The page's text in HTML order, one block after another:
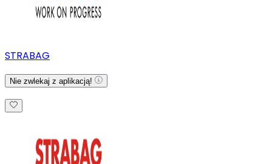
STRABAG
Nie zwlekaj z aplikacją!